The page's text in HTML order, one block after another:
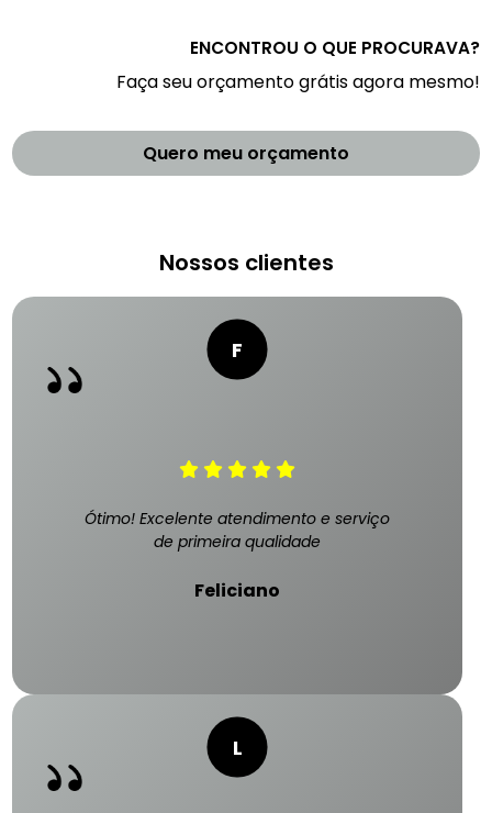
ENCONTROU O QUE PROCURAVA?
Faça seu orçamento grátis agora mesmo!
Quero meu orçamento
Nossos clientes
Ótimo! Excelente atendimento e serviço
de primeira qualidade
Feliciano